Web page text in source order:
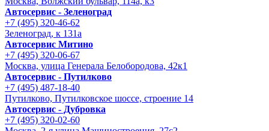
Автосервис - Зеленоград
+7 (495) 320-46-62
Зеленоград, к 131а
Автосервис Митино
+7 (495) 320-06-67
Москва, улица Генерала Белобородова, 42к1
Автосервис - Путилково
+7 (495) 487-18-40
Путилково, Путилковское шоссе, строение 14
Автосервис - Дубровка
+7 (495) 320-02-60